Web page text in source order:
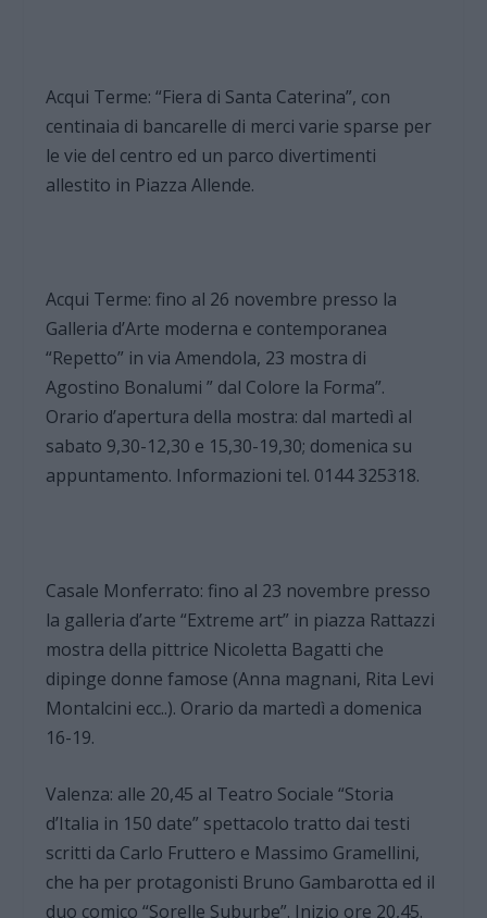
Acqui Terme: “Fiera di Santa Caterina”, con
centinaia di bancarelle di merci varie sparse per
le vie del centro ed un parco divertimenti
allestito in Piazza Allende.
Acqui Terme: fino al 26 novembre presso la
Galleria d’Arte moderna e contemporanea
“Repetto” in via Amendola, 23 mostra di
Agostino Bonalumi ” dal Colore la Forma”.
Orario d’apertura della mostra: dal martedì al
sabato 9,30-12,30 e 15,30-19,30; domenica su
appuntamento. Informazioni tel. 0144 325318.
Casale Monferrato: fino al 23 novembre presso
la galleria d’arte “Extreme art” in piazza Rattazzi
mostra della pittrice Nicoletta Bagatti che
dipinge donne famose (Anna magnani, Rita Levi
Montalcini ecc..). Orario da martedì a domenica
16-19.
Valenza: alle 20,45 al Teatro Sociale “Storia
d’Italia in 150 date” spettacolo tratto dai testi
scritti da Carlo Fruttero e Massimo Gramellini,
che ha per protagonisti Bruno Gambarotta ed il
duo comico “Sorelle Suburbe”. Inizio ore 20,45.